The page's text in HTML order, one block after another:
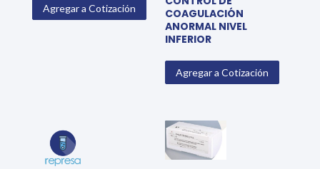
Agregar a Cotización
COAGULACIÓN
ANORMAL NIVEL
INFERIOR
Agregar a Cotización